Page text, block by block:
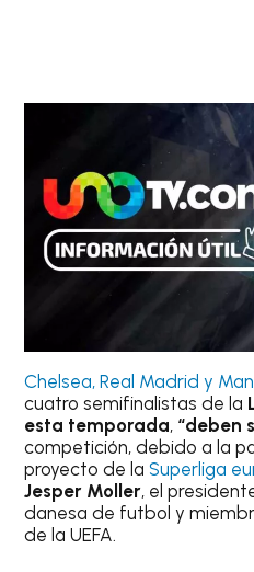
Chelsea, Real Madrid y
cuatro semifinalistas de la
esta temporada, “deben
competición, debido a la
proyecto de laSuperliga
Jesper Moller, el
danesa de futbol y
de la UEFA.